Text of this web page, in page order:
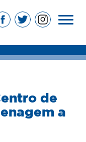
de
a